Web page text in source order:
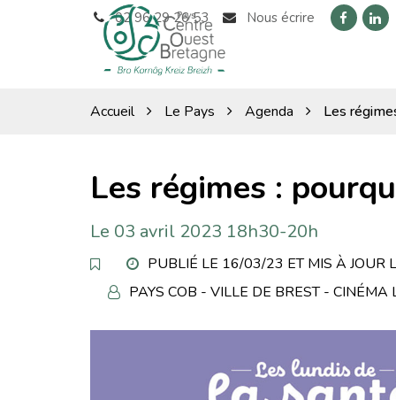
Gestion des traceurs
02 96 29 26 53 Nous écrire
Lien Lien
Pays
Accueil Le Pays Agenda Les
Les régimes :
Le 03 avril 2023 18h30-20h
PUBLIÉ LE 16/03/23 ET MIS À JOUR
PROPOSÉ
PAYS COB - VILLE DE BREST - CINÉMA